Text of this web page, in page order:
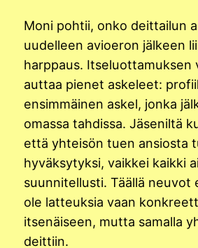
Moni pohtii, onko deittailun
uudelleen avioeron jälkeen
harppaus. Itseluottamuksen
auttaa pienet askeleet:
ensimmäinen askel, jonka
omassa tahdissa. Jäseniltä
että yhteisön tuen ansiosta
hyväksytyksi, vaikkei kaikki
suunnitellusti. Täällä neuvot
ole latteuksia vaan
itsenäiseen, mutta samalla
deittiin.